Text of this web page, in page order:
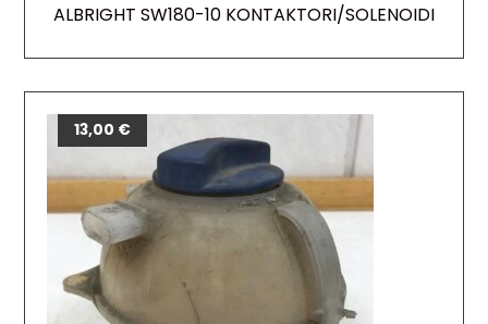
ALBRIGHT SW180-10 KONTAKTORI/SOLENOIDI
13,00 €